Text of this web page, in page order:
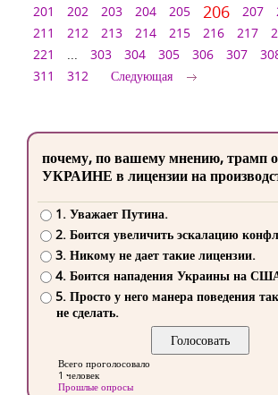
201
202 203 204 205 206 207
211
212 213 214 215 216 217
221
... 303 304 305 306 307
311
312 Следующая
почему, по вашему мнению, трамп
УКРАИНЕ в лицензии на
1. Уважает Путина.
2. Боится увеличить эскалацию
3. Никому не дает такие лицензии.
4. Боится нападения Украины на
5. Просто у него манера поведения
не сделать.
Всего проголосовало
1 человек
Прошлые опросы